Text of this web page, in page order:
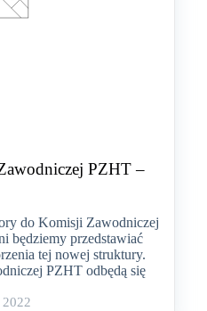
PZHT –
do Komisji Zawodniczej
będziemy przedstawiać
tej nowej struktury.
PZHT odbędą się
2022